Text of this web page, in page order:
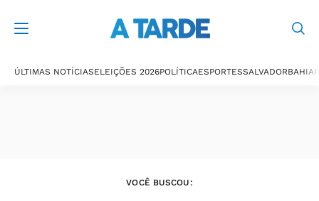
ÚLTIMAS NOTÍCIASELEIÇÕES 2026POLÍTICAESPORTESSALVADORBAHIA
VOCÊ BUSCOU: